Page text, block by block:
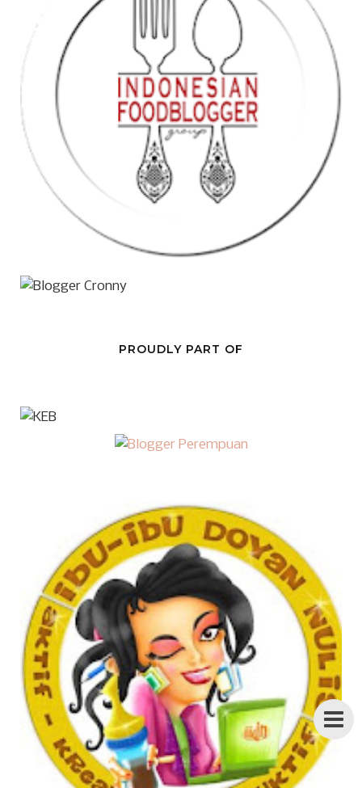
PROUDLY PART OF